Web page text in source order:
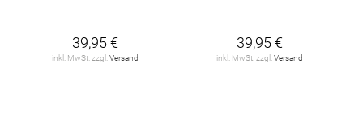
39,95 €
inkl. MwSt. zzgl. Versand
39,95 €
inkl. MwSt. zzgl. Versand